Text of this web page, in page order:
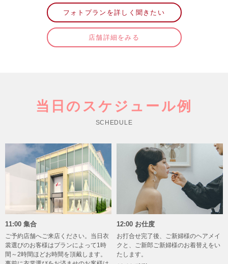
フォトプランを詳しく聞きたい
店舗詳細をみる
当日のスケジュール例
SCHEDULE
11:00 集合
ご予約店舗へご来店ください。当日衣
裳選びのお客様はプランによって1時
間～2時間ほどお時間を頂戴します。
12:00 お仕度
お打合せ完了後、ご新婦様のヘアメイ
クと、ご新郎ご新婦様のお着替えをい
たします。